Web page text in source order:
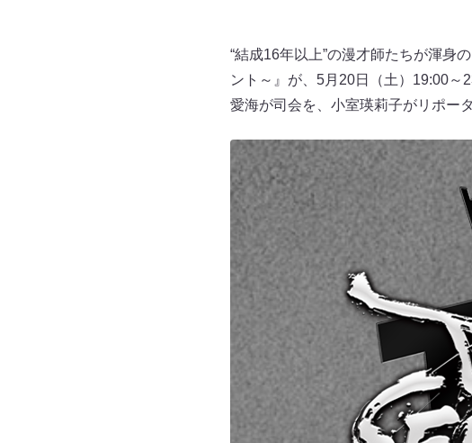
“結成16年以上”の漫才師たちが渾身
ント～』が、5月20日（土）19:00～
愛海が司会を、小室瑛莉子がリポー